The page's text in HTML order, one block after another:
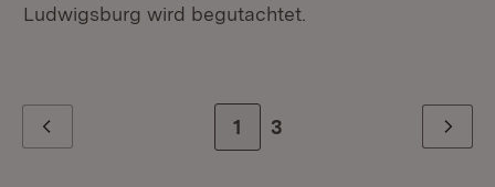
Ludwigsburg wird begutachtet.
Zur Seite
1 Zur letzten Seite
3 Weiter